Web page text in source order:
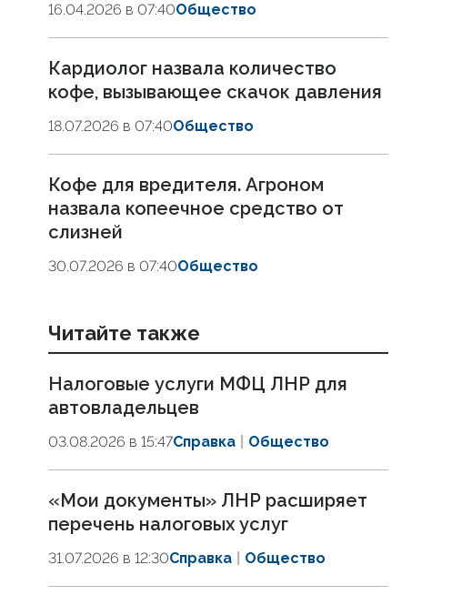
16.04.2026 в 07:40Общество
Кардиолог назвала количество
кофе, вызывающее скачок давления
18.07.2026 в 07:40Общество
Кофе для вредителя. Агроном
назвала копеечное средство от
слизней
30.07.2026 в 07:40Общество
Читайте также
Налоговые услуги МФЦ ЛНР для
автовладельцев
03.08.2026 в 15:47Справка Общество
«Мои документы» ЛНР расширяет
перечень налоговых услуг
31.07.2026 в 12:30Справка Общество